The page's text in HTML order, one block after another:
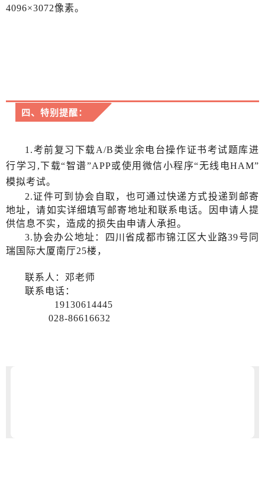
4096×3072像素。
四、特别提醒：
1.考前复习下载A/B类业余电台操作证书考试题库进
行学习,下载“智谱”APP或使用微信小程序“无线电HAM”
模拟考试。
2.证件可到协会自取，也可通过快递方式投递到邮寄
地址，请如实详细填写邮寄地址和联系电话。因申请人提
供信息不实，造成的损失由申请人承担。
3.协会办公地址：四川省成都市锦江区大业路39号同
瑞国际大厦南厅25楼，
联系人：邓老师
联系电话：
19130614445
028-86616632